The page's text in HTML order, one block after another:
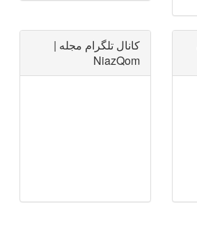
کانال تلگرام مجله |
NiazQom